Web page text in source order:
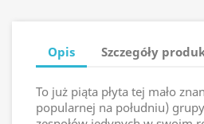
Opis Szczegóły
To już piąta płyta tej mało
popularnej na południu)